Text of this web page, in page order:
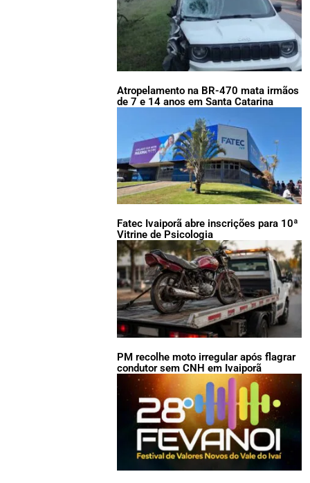
Atropelamento na BR-470 mata irmãos
de 7 e 14 anos em Santa Catarina
Fatec Ivaiporã abre inscrições para 10ª
Vitrine de Psicologia
PM recolhe moto irregular após flagrar
condutor sem CNH em Ivaiporã